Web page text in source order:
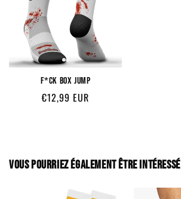
F*CK BOX JUMP
Prix
€12,99 EUR
VOUS POURRIEZ ÉGALEMENT ÊTRE INTÉRESSÉ